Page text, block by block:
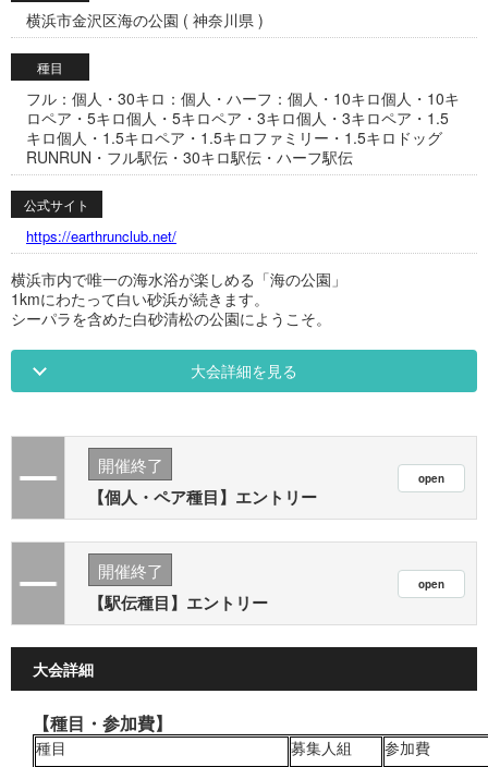
横浜市金沢区海の公園 ( 神奈川県 )
種目
フル：個人・30キロ：個人・ハーフ：個人・10キロ個人・10キ
ロペア・5キロ個人・5キロペア・3キロ個人・3キロペア・1.5
キロ個人・1.5キロペア・1.5キロファミリー・1.5キロドッグ
RUNRUN・フル駅伝・30キロ駅伝・ハーフ駅伝
公式サイト
https://earthrunclub.net/
横浜市内で唯一の海水浴が楽しめる「海の公園」
1kmにわたって白い砂浜が続きます。
シーパラを含めた白砂清松の公園にようこそ。
大会詳細を見る
開催終了
【個人・ペア種目】エントリー
開催終了
【駅伝種目】エントリー
大会詳細
【種目・ 参加費】
種目 募集人組
参加費